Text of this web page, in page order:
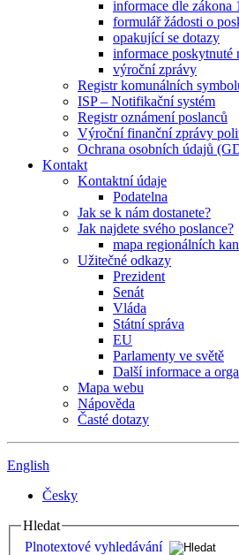
informace dle zákona
formulář žádosti o
opakující se dotazy
informace poskytnuté
výroční zprávy
Registr komunálních
ISP – Notifikační systém
Registr oznámení poslanců
Výroční finanční zprávy
Ochrana osobních údajů
Kontakt
Kontaktní údaje
Podatelna
Jak se k nám dostanete?
Jak najdete svého poslance?
mapa regionálních
Užitečné odkazy
Prezident
Senát
Vláda
Státní správa
EU
Parlamenty ve světě
Další informace a
Mapa webu
Nápověda
Časté dotazy
English
Česky
Hledat
Plnotextové vyhledávání